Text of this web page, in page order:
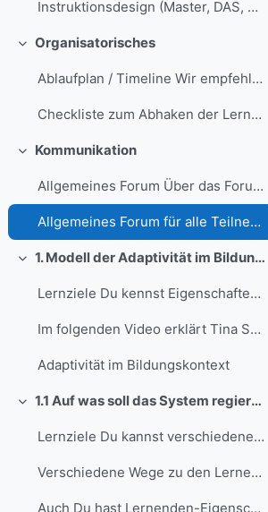
Instruktionsdesign (Master, DAS, Module) Informationen, Netzwerken und Organisatorisches
Collapse
Organisatorisches
Ablaufplan / Timeline Wir empfehlen Dir folgenden ...
Checkliste zum Abhaken der Lernmaterialien und Aufgaben
Collapse
Kommunikation
Allgemeines Forum Über das Forum können alle Teiln...
Allgemeines Forum für alle Teilnehmenden und das Dozenten-Team
Collapse 1. Modell der Adaptivität im Bildungskontext
Lernziele Du kennst Eigenschaften und Merkmale, au...
Im folgenden Video erklärt Tina Seufert das Modell...
Adaptivität im Bildungskontext
Collapse 1.1 Auf was soll das System regieren?
Lernziele Du kannst verschiedene Arten von Lernend...
Verschiedene Wege zu den Lernenden-EigenschaftenDe...
Auch Du hast Lernenden-Eigenschaften Beim ersten L...